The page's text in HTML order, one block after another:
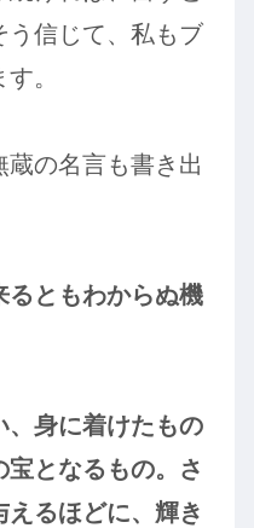
う信じて、私もブ
。
の名言も書き出
るともわからぬ機
、身に着けたもの
となるもの。さ
るほどに、輝き